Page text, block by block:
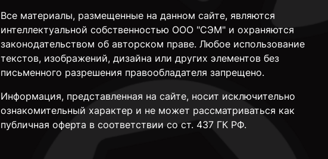
Все материалы, размещенные на данном сайте, являются
интеллектуальной собственностью ООО "СЭМ" и охраняются
законодательством об авторском праве. Любое использование
текстов, изображений, дизайна или других элементов без
письменного разрешения правообладателя запрещено.
Информация, представленная на сайте, носит исключительно
ознакомительный характер и не может рассматриваться как
публичная оферта в соответствии со ст. 437 ГК РФ.